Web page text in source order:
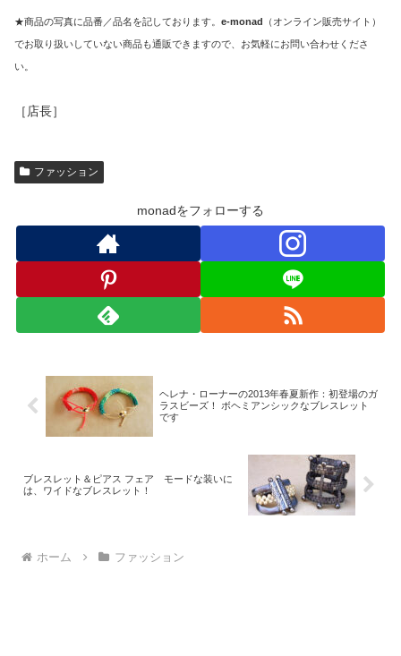
★商品の写真に品番／品名を記しております。 e-monad （オンライン販売サイト）
でお取り扱いしていない商品も通販できますので、お気軽にお問い合わせくださ
い。
［店長］
ファッション
monadをフォローする
ヘレナ・ローナーの2013年春夏新作：初登場のガ
ラスビーズ！ ボヘミアンシックなブレスレット
です
ブレスレット＆ピアス フェア モードな装いに
は、ワイドなブレスレット！
ホーム ファッション